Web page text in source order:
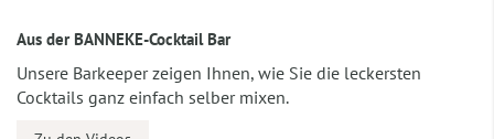
Aus der BANNEKE-Cocktail Bar
Unsere Barkeeper zeigen Ihnen, wie Sie die leckersten
Cocktails ganz einfach selber mixen.